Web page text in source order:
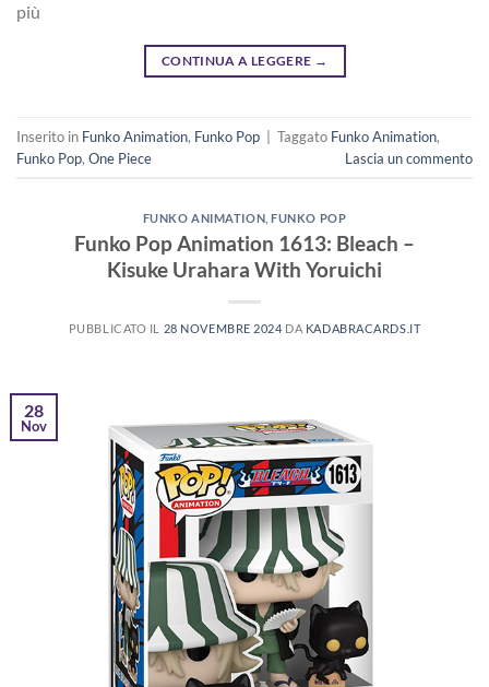
più
CONTINUA A LEGGERE →
Inserito in Funko Animation, Funko Pop Taggato Funko Animation,
Funko Pop, One Piece Lascia un commento
FUNKO ANIMATION ,FUNKO POP
Funko Pop Animation 1613: Bleach –
Kisuke Urahara With Yoruichi
PUBBLICATO IL 28 NOVEMBRE 2024 DA KADABRACARDS.IT
28
Nov